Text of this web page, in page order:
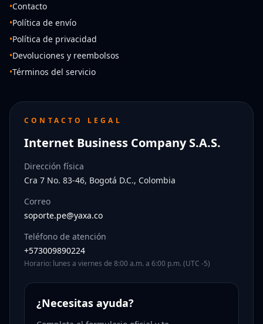
•Contacto
•Política de envío
•Política de privacidad
•Devoluciones y reembolsos
•Términos del servicio
CONTACTO LEGAL
Internet Business Company S.A.S.
Dirección física
Cra 7 No. 83-46, Bogotá D.C., Colombia
Correo
soporte.pe@yaxa.co
Teléfono de atención
+573009890224
Horario: lunes a viernes de 8:00 a.m. a 6:00 p.m. (UTC -5)
¿Necesitas ayuda?